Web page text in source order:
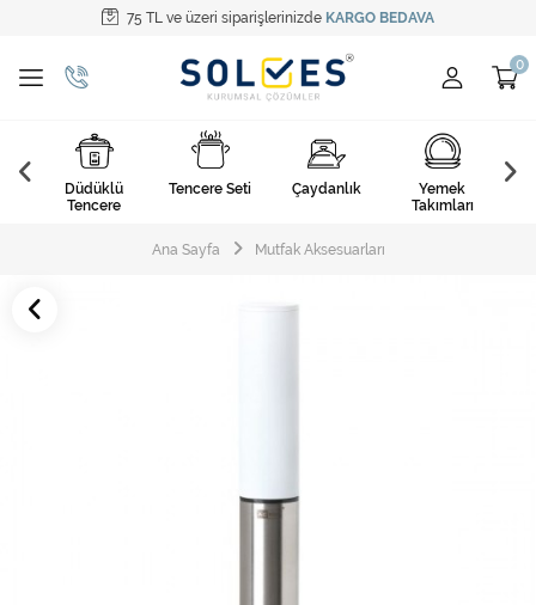
75 TL ve üzeri siparişlerinizde KARGO BEDAVA
Tüm Kategoriler
Pişirme Gereçleri
Yemek Takımları
Kahvaltı Takımları
Çatal Kaşık Bıçak
Cam Ürünler
Düdüklü
Tencere
Tencere Seti Çaydanlık
Yemek
Takımları
Ana Sayfa Mutfak Aksesuarları